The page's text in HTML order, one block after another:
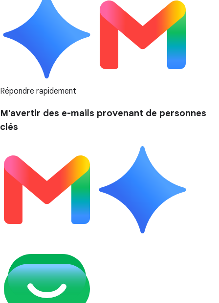
Répondre rapidement
M'avertir des e-mails provenant de personnes
clés